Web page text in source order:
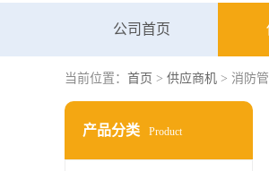
公司首页
当前位置： 首页 > 供应商机 > 消防
产品分类 Product